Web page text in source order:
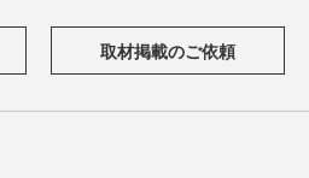
取材掲載のご依頼